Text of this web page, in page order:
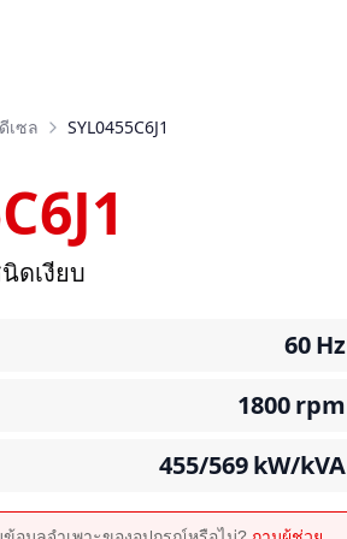
เซล SYL0455C6J1
ดเงียบ
60Hz
1800rpm
455/569kW/kVA